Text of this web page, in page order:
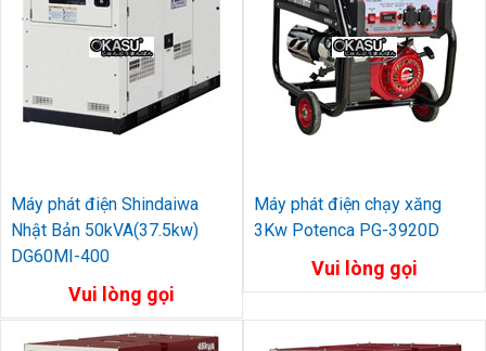
Máy phát điện Shindaiwa
Nhật Bản 50kVA(37.5kw)
DG60MI-400
Vui lòng gọi
Máy phát điện chạy xăng
3Kw Potenca PG-3920D
Vui lòng gọi